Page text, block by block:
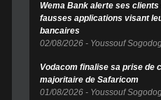
Wema Bank alerte ses
fausses applications visant
bancaires
02/08/2026 - Youssouf
Vodacom finalise sa prise de
majoritaire de Safaricom
01/08/2026 - Youssouf